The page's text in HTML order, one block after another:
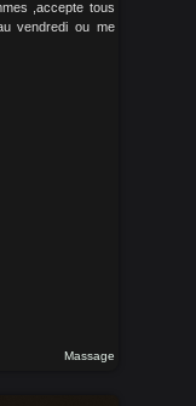
,accepte tous
vendredi ou me
Massage